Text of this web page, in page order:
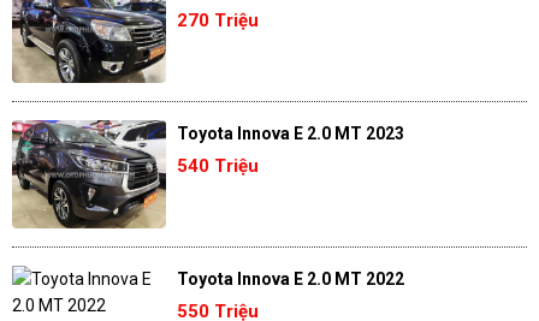
270 Triệu
Toyota Innova E 2.0 MT 2023
540 Triệu
Toyota Innova E 2.0 MT 2022
550 Triệu